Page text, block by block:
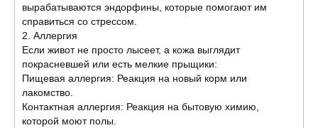
вырабатываются эндорфины, которые помогают им
справиться со стрессом.
​2. Аллергия
​Если живот не просто лысеет, а кожа выглядит
покрасневшей или есть мелкие прыщики:
​Пищевая аллергия: Реакция на новый корм или
лакомство.
​Контактная аллергия: Реакция на бытовую химию,
которой моют полы.